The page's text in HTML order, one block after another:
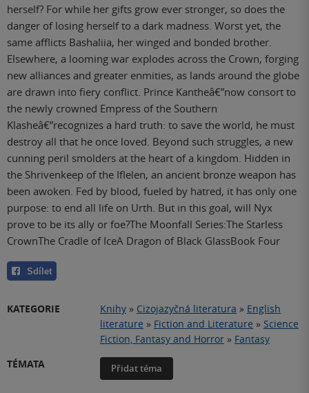
herself? For while her gifts grow ever stronger, so does the
danger of losing herself to a dark madness. Worst yet, the
same afflicts Bashaliia, her winged and bonded brother.
Elsewhere, a looming war explodes across the Crown, forging
new alliances and greater enmities, as lands around the globe
are drawn into fiery conflict. Prince Kantheâ€”now consort to
the newly crowned Empress of the Southern
Klasheâ€”recognizes a hard truth: to save the world, he must
destroy all that he once loved. Beyond such struggles, a new
cunning peril smolders at the heart of a kingdom. Hidden in
the Shrivenkeep of the Iflelen, an ancient bronze weapon has
been awoken. Fed by blood, fueled by hatred, it has only one
purpose: to end all life on Urth. But in this goal, will Nyx
prove to be its ally or foe?The Moonfall Series:The Starless
CrownThe Cradle of IceA Dragon of Black GlassBook Four
Sdílet
KATEGORIE Knihy » Cizojazyčná literatura » English
literature » Fiction and Literature » Science
Fiction, Fantasy and Horror » Fantasy
TÉMATA
Přidat téma